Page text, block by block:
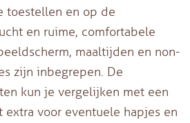
toestellen en op de
en ruime, comfortabele
maaltijden en non-
zijn inbegrepen. De
kun je vergelijken met een
extra voor eventuele hapjes en